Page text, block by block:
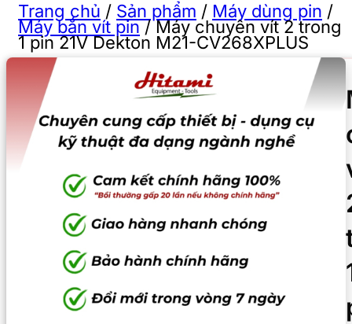
Trang chủ / Sản phẩm / Máy dùng pin /
Máy bắn vít pin/Máy chuyên vít 2 trong
1 pin 21V Dekton M21-CV268XPLUS